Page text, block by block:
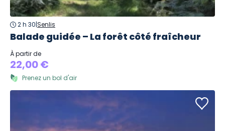
2 h 30|Senlis
Balade guidée – La forêt côté fraîcheur
À partir de
22,00 €
Prenez un bol d'air